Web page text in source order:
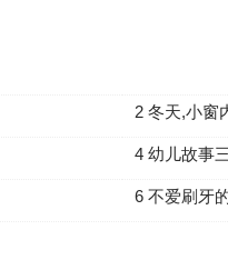
2 冬天,小窗
4 幼儿故事
6 不爱刷牙